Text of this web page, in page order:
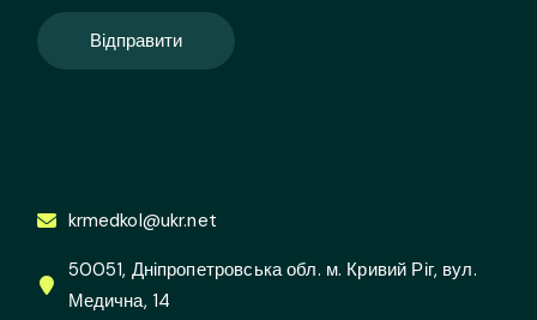
Відправити
krmedkol@ukr.net
50051, Дніпропетровська обл. м. Кривий Ріг, вул.
Медична, 14